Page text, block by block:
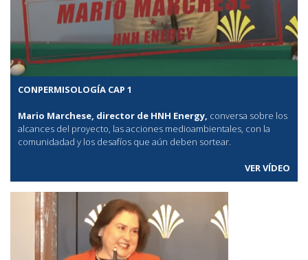
CONPERMISOLOGÍA CAP 1
Mario Marchese, director de HNH Energy, conversa sobre los
alcances del proyecto, las acciones medioambientales, con la
comunidadad y los desafíos que aún deben sortear.
VER VÍDEO